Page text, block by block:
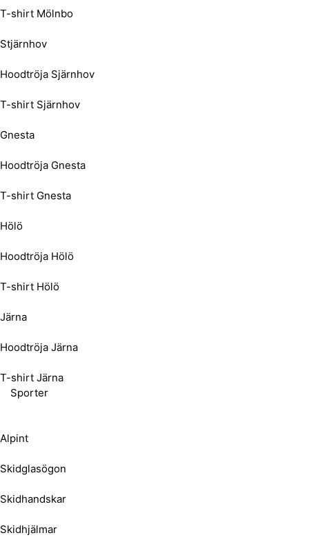
T-shirt Mölnbo
Stjärnhov
Hoodtröja Sjärnhov
T-shirt Sjärnhov
Gnesta
Hoodtröja Gnesta
T-shirt Gnesta
Hölö
Hoodtröja Hölö
T-shirt Hölö
Järna
Hoodtröja Järna
T-shirt Järna
Sporter
Alpint
Skidglasögon
Skidhandskar
Skidhjälmar